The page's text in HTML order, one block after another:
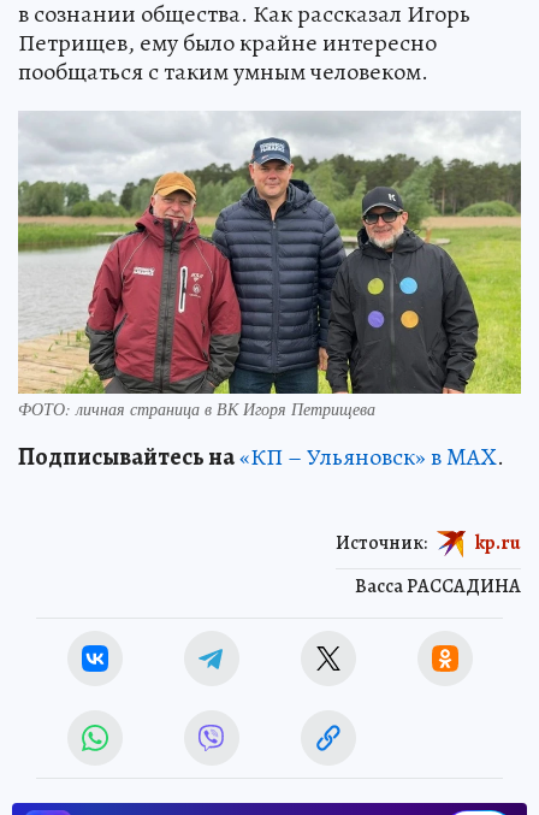
в сознании общества. Как рассказал Игорь
Петрищев, ему было крайне интересно
пообщаться с таким умным человеком.
ФОТО: личная страница в ВК Игоря Петрищева
Подписывайтесь на«КП – Ульяновск» в MAX.
Васса РАССАДИНА
Источник: kp.ru